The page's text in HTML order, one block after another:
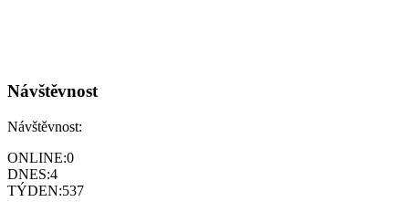
Návštěvnost
Návštěvnost:
ONLINE:0
DNES:4
TÝDEN:537